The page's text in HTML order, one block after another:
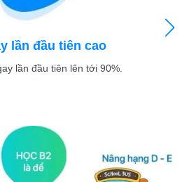
lần đầu tiên cao
lần đầu tiên lên tới 90%.